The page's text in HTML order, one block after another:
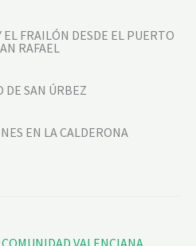
EL FRAILÓN DESDE EL PUERTO
RAFAEL
DE SAN ÚRBEZ
EN LA CALDERONA